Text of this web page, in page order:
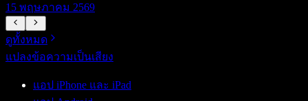
15 พฤษภาคม 2569
ดูทั้งหมด
แปลงข้อความเป็นเสียง
แอป iPhone และ iPad